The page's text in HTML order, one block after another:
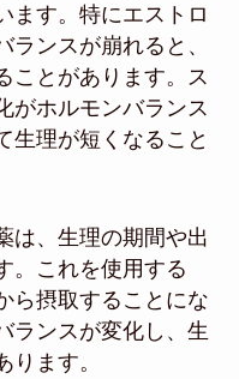
ます。特にエストロ
ンスが崩れると、
ことがあります。ス
がホルモンバランス
生理が短くなること
は、生理の期間や出
。これを使用する
ら摂取することにな
ランスが変化し、生
ます。